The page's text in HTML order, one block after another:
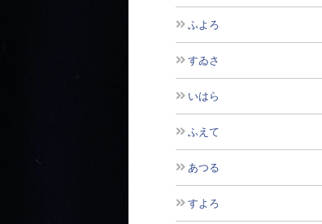
ふよろ
すゐさ
いはら
ふえて
あつる
すよろ